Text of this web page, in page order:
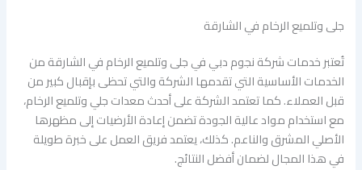
جلى وتلميع الرخام في الشارقة
تُعتبر خدمات شركة نجوم دبي في جلى وتلميع الرخام في الشارقة من
الخدمات الأساسية التي تقدمها الشركة والتي تحظى بإقبال كبير من
قبل العملاء. كما تعتمد الشركة على أحدث معدات جلي وتلميع الرخام،
مع استخدام مواد عالية الجودة تضمن إعادة الأرضيات إلى مظهرها
الأصلي المشرق والناعم. كذلك، يعتمد فريق العمل على خبرة طويلة
في هذا المجال لضمان أفضل النتائج.